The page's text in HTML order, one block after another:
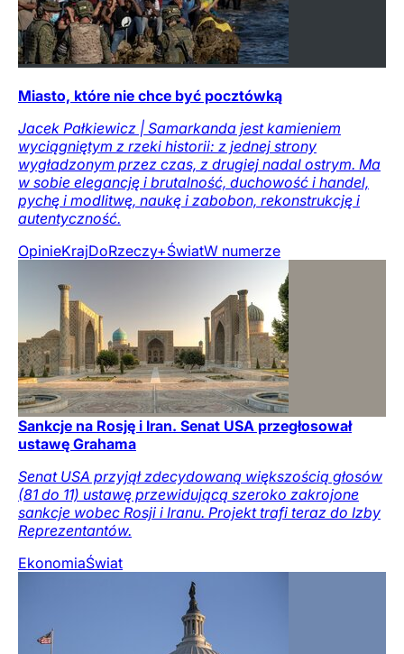
Miasto, które nie chce być pocztówką
Jacek Pałkiewicz | Samarkanda jest kamieniem
wyciągniętym z rzeki historii: z jednej strony
wygładzonym przez czas, z drugiej nadal ostrym. Ma
w sobie elegancję i brutalność, duchowość i handel,
pychę i modlitwę, naukę i zabobon, rekonstrukcję i
autentyczność.
OpinieKrajDoRzeczy+ŚwiatW numerze
Sankcje na Rosję i Iran. Senat USA przegłosował
ustawę Grahama
Senat USA przyjął zdecydowaną większością głosów
(81 do 11) ustawę przewidującą szeroko zakrojone
sankcje wobec Rosji i Iranu. Projekt trafi teraz do Izby
Reprezentantów.
EkonomiaŚwiat